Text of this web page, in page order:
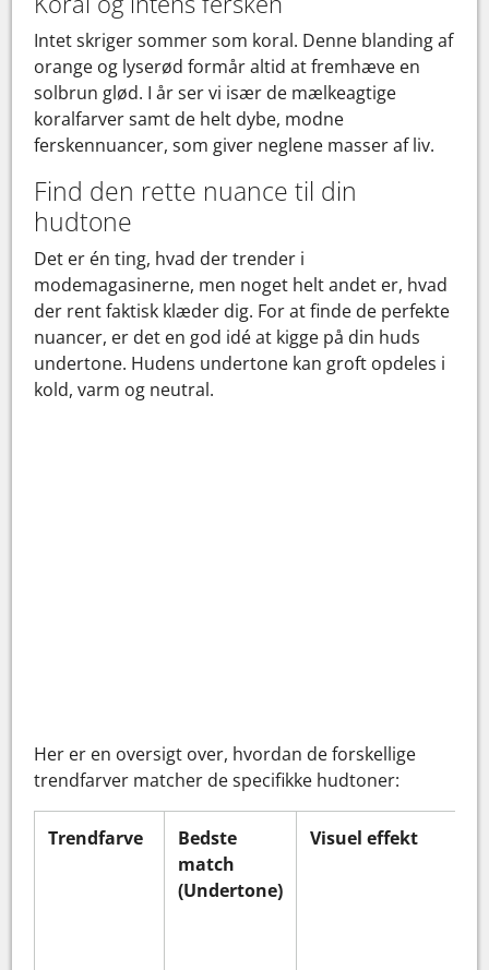
Intet skriger sommer som koral. Denne blanding af
orange og lyserød formår altid at fremhæve en
solbrun glød. I år ser vi især de mælkeagtige
koralfarver samt de helt dybe, modne
ferskennuancer, som giver neglene masser af liv.
Find den rette nuance til din
hudtone
Det er én ting, hvad der trender i
modemagasinerne, men noget helt andet er, hvad
der rent faktisk klæder dig. For at finde de perfekte
nuancer, er det en god idé at kigge på din huds
undertone. Hudens undertone kan groft opdeles i
kold, varm og neutral.
Her er en oversigt over, hvordan de forskellige
trendfarver matcher de specifikke hudtoner:
Trendfarve
Bedste
match
(Undertone)
Visuel effekt